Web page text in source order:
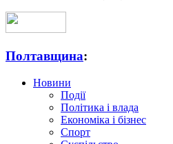
Полтавщина:
Новини
Події
Політика і влада
Економіка і бізнес
Спорт